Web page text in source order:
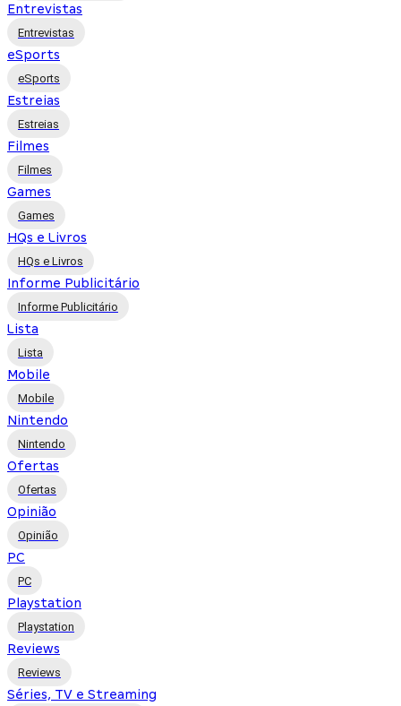
Entrevistas
Entrevistas
eSports
eSports
Estreias
Estreias
Filmes
Filmes
Games
Games
HQs e Livros
HQs e Livros
Informe Publicitário
Informe Publicitário
Lista
Lista
Mobile
Mobile
Nintendo
Nintendo
Ofertas
Ofertas
Opinião
Opinião
PC
PC
Playstation
Playstation
Reviews
Reviews
Séries, TV e Streaming